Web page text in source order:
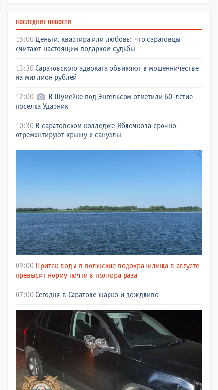
ПОСЛЕДНИЕ НОВОСТИ
15:00 Деньги, квартира или любовь: что саратовцы
считают настоящим подарком судьбы
13:30 Саратовского адвоката обвиняют в мошенничестве
на миллион рублей
12:00
В Шумейке под Энгельсом отметили 60-летие
поселка Ударник
10:30 В саратовском колледже Яблочкова срочно
отремонтируют крышу и санузлы
09:00 Приток воды в волжские водохранилища в августе
превысит норму почти в полтора раза
07:00 Сегодня в Саратове жарко и дождливо